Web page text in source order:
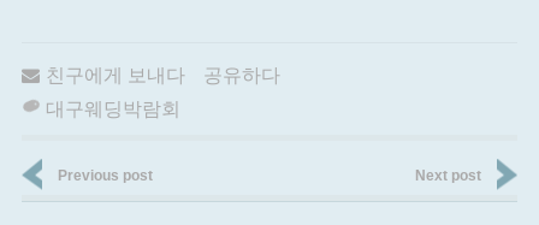
친구에게 보내다
공유하다
대구웨딩박람회
Previous post Next post